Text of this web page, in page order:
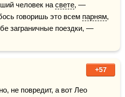
человек на свете, —
говоришь это всем парням,
заграничные поездки, —
+57
не повредит, а вот Лео